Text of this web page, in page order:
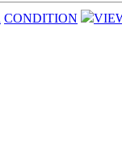
CONDITION